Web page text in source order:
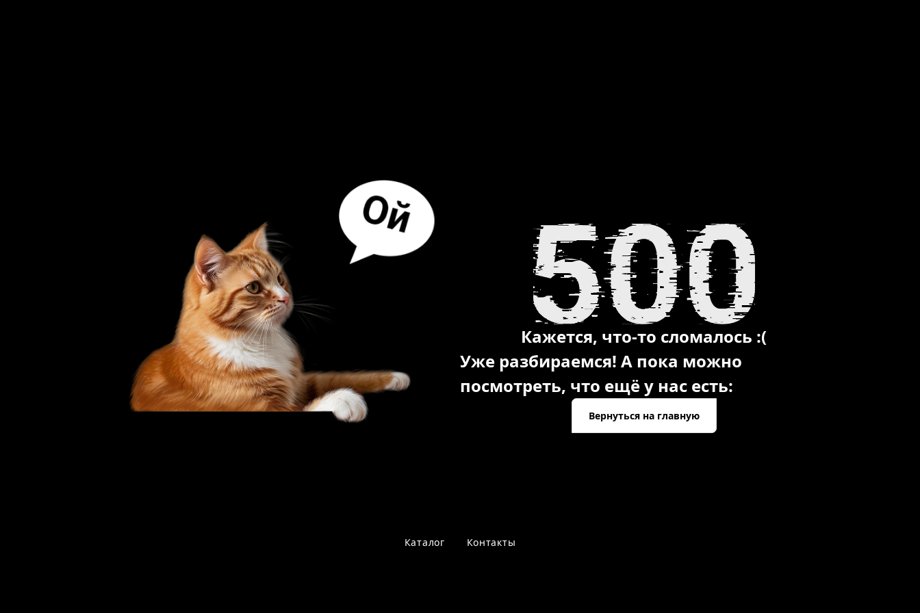
Кажется, что-то сломалось :(
Уже разбираемся! А пока можно
посмотреть, что ещё у нас есть:
Вернуться на главную
Каталог Контакты